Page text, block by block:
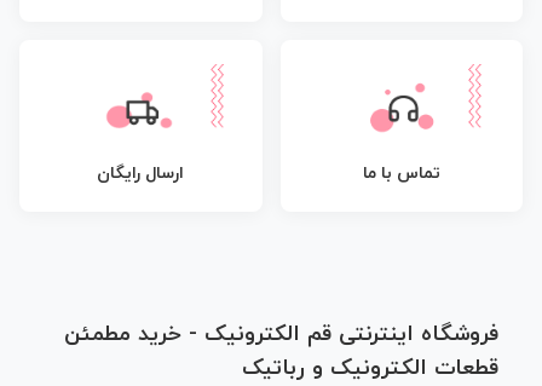
تماس با ما ارسال رایگان
فروشگاه اینترنتی قم الکترونیک - خرید مطمئن
قطعات الکترونیک و رباتیک